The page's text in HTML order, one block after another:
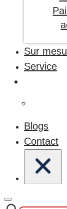
Sur
Service
Blogs
Contact